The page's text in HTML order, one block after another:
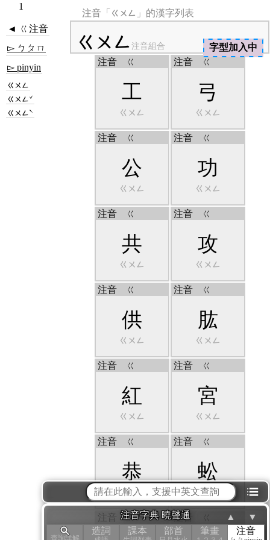
注音「 ㄍㄨㄥ 」的漢字列表
◄ ㄍ注音
▻ ㄅㄆㄇ
▻ pinyin
ㄍㄨㄥ
ㄍㄨㄥˇ
ㄍㄨㄥˋ
ㄍㄨㄥ注音組合
注音 ㄍ
工
ㄍㄨㄥ
注音 ㄍ
弓
ㄍㄨㄥ
注音 ㄍ
公
ㄍㄨㄥ
注音 ㄍ
功
ㄍㄨㄥ
注音 ㄍ
共
ㄍㄨㄥ
注音 ㄍ
攻
ㄍㄨㄥ
注音 ㄍ
供
ㄍㄨㄥ
注音 ㄍ
肱
ㄍㄨㄥ
注音 ㄍ
紅
ㄍㄨㄥ
注音 ㄍ
宮
ㄍㄨㄥ
注音 ㄍ
恭
ㄍㄨㄥ
注音 ㄍ
蚣
ㄍㄨㄥ
注音 ㄍ 注音 ㄍ
⁝☰
注音字典 曉聲通
造詞 課本 部首 筆畫 注音
▲ ▼
1
字型加入中